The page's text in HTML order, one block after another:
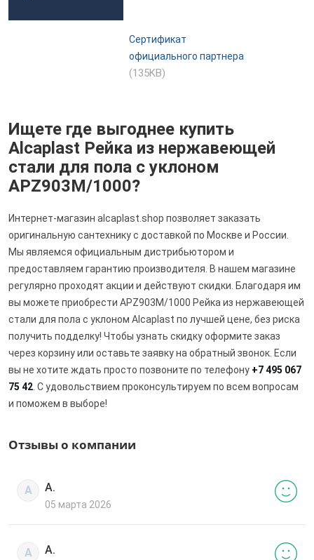
Сертификат
официального партнера
(135KB)
Ищете где выгоднее купить
Alcaplast Pейка из нержавеющей
стали для пола с уклоном
APZ903M/1000?
Интернет-магазин alcaplast.shop позволяет заказать
оригинальную сантехнику с доставкой по Москве и России.
Мы являемся официальным дистрибьютором и
предоставляем гарантию производителя. В нашем магазине
регулярно проходят акции и действуют скидки. Благодаря им
вы можете приобрести APZ903M/1000 Pейка из нержавеющей
стали для пола с уклоном Alcaplast по лучшей цене, без риска
получить подделку! Чтобы узнать скидку оформите заказ
через корзину или оставьте заявку на обратный звонок. Если
вы не хотите ждать просто позвоните по телефону +7 495 067
75 42 . С удовольствием проконсультируем по всем вопросам
и поможем в выборе!
Отзывы о компании
А А.
05 марта 2026
А А.